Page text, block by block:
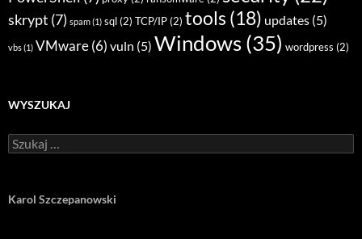
skrypt (7) spam(1) sql(2) TCP/IP(2) tools (18) updates (5)
vbs(1) VMware(6) vuln (5) Windows(35) wordpress (2)
WYSZUKAJ
Szukaj:
Karol Szczepanowski